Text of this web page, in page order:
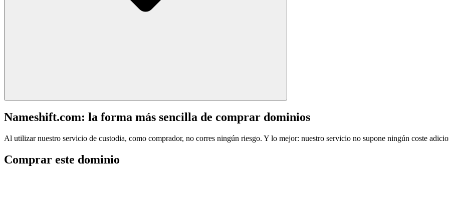
Nameshift.com: la forma más sencilla de comprar dominios
Al utilizar nuestro servicio de custodia, como comprador, no corres ningún riesgo. Y lo mejor: nuestro servicio no supone ningún coste
Comprar este dominio